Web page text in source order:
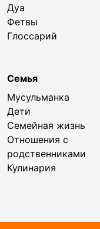
Дуа
Фетвы
Глоссарий
Семья
Мусульманка
Дети
Семейная жизнь
Отношения с
родственниками
Кулинария